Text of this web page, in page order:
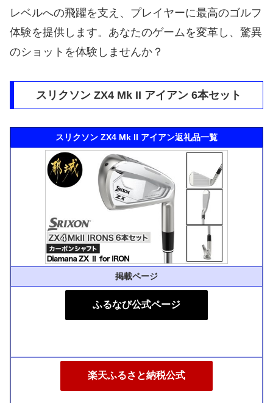
レベルへの飛躍を支え、プレイヤーに最高のゴルフ
体験を提供します。あなたのゲームを変革し、驚異
のショットを体験しませんか？
スリクソン ZX4 Mk II アイアン 6本セット
スリクソン ZX4 Mk II アイアン返礼品一覧
掲載ページ
ふるなび公式ページ
楽天ふるさと納税公式